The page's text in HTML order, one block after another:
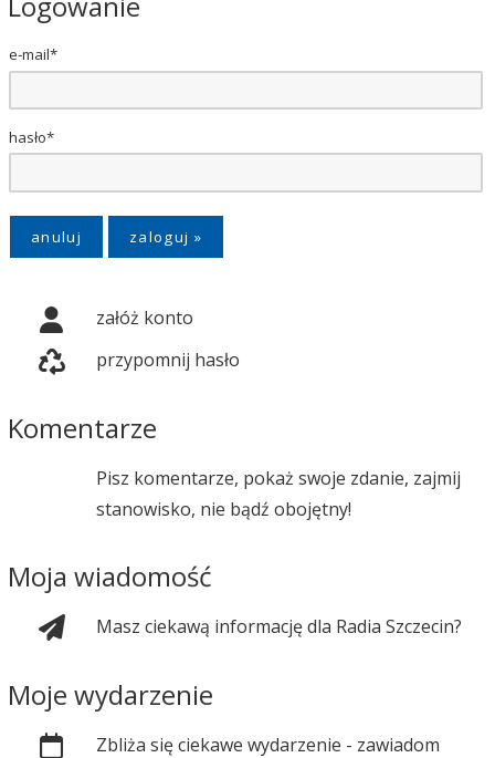
e-mail*
hasło*
anuluj
załóż konto
przypomnij hasło
Komentarze
Pisz komentarze, pokaż swoje zdanie, zajmij
stanowisko, nie bądź obojętny!
Moja wiadomość
Masz ciekawą informację dla Radia Szczecin?
Moje wydarzenie
Zbliża się ciekawe wydarzenie - zawiadom